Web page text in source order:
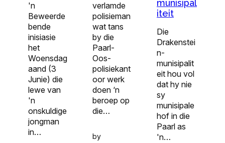
'n
Beweerde
bende
inisiasie
het
Woensdag
aand (3
Junie) die
lewe van
'n
onskuldige
jongman
in…
verlamde
polisieman
wat tans
by die
Paarl-
Oos-
polisiekant
oor werk
doen ‘n
beroep op
die…
by
munisipal
iteit
Die
Drakenstei
n-
munisipalit
eit hou vol
dat hy nie
sy
munisipale
hof in die
Paarl as
'n…